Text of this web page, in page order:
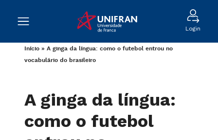
Login
Início » A ginga da língua: como o futebol entrou no
vocabulário do brasileiro
A ginga da língua:
como o futebol